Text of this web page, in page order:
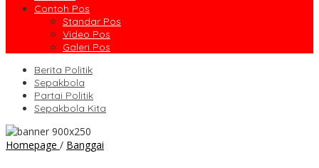
Contoh Pos
Standar Pos
Video Pos
Galeri Pos
Berita Politik
Sepakbola
Partai Politik
Sepakbola Kita
Homepage / Banggai